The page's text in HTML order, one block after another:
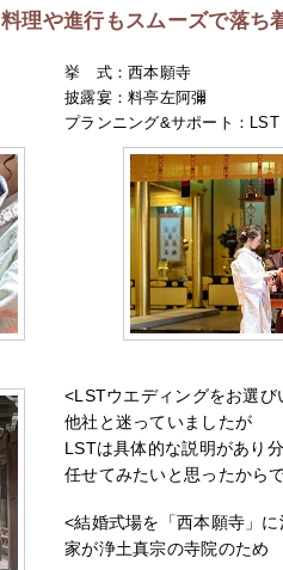
料理や進行もスムーズで落ち
挙 式：西本願寺
披露宴：料亭左阿彌
プランニング&サポート：
<LSTウエディングをお選
他社と迷っていましたが
LSTは具体的な説明があり
任せてみたいと思ったから
<結婚式場を「西本願寺」
家が浄土真宗の寺院のため